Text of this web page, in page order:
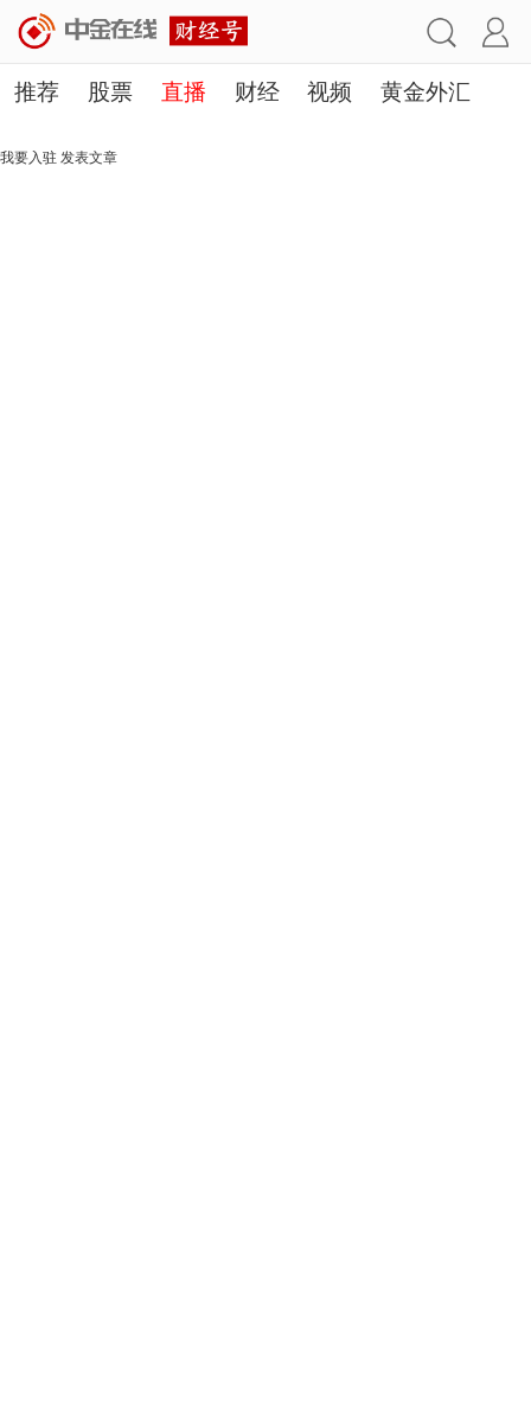
推荐 股票 直播 财经 视频 黄金外汇
理财 行业
我要入驻 发表文章